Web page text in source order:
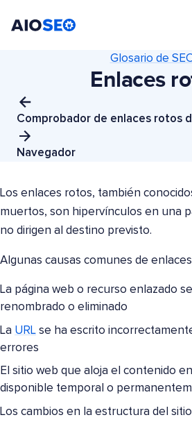
Comprobador de enlaces rotos
Glosario de
Enlaces
Navegador
Los enlaces rotos, también
muertos, son hipervínculos en una
no dirigen al destino previsto.
Algunas causas comunes de
La página web o recurso enlazado
renombrado o eliminado
La URL se ha escrito
errores
El sitio web que aloja el contenido
disponible temporal o
Los cambios en la estructura del